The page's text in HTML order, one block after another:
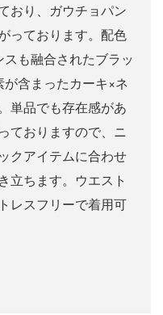
おり、ガウチョパン
っております。配色
も融合されたブラッ
含まったカーキ×ネ
単品でも存在感があ
ておりますので、ニ
クアイテムに合わせ
立ちます。ウエスト
レスフリーで着用可